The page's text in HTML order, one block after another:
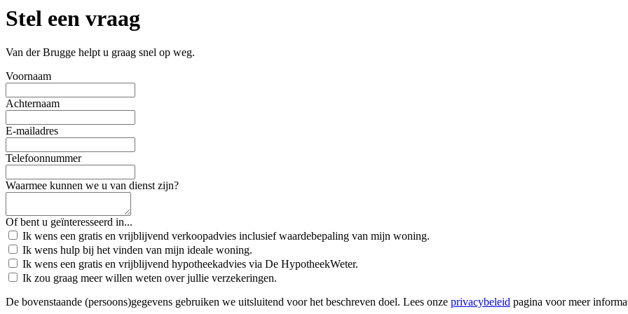
Stel een vraag
Van der Brugge helpt u graag snel op weg.
Voornaam
Achternaam
E-mailadres
Telefoonnummer
Waarmee kunnen we u van dienst zijn?
Of bent u geïnteresseerd in...
Ik wens een gratis en vrijblijvend verkoopadvies inclusief waardebepaling van mijn woning.
Ik wens hulp bij het vinden van mijn ideale woning.
Ik wens een gratis en vrijblijvend hypotheekadvies via De HypotheekWeter.
Ik zou graag meer willen weten over jullie verzekeringen.
De bovenstaande (persoons)gegevens gebruiken we uitsluitend voor het beschreven doel. Lees onze privacybeleid pagina voor meer